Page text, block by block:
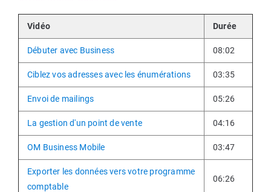
Vidéo Durée
Débuter avec Business 08:02
Ciblez vos adresses avec les énumérations 03:35
Envoi de mailings 05:26
La gestion d'un point de vente 04:16
OM Business Mobile 03:47
Exporter les données vers votre programme
comptable
06:26